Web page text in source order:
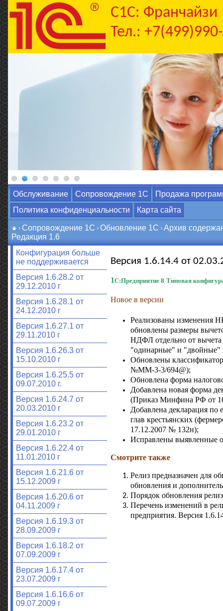
C1С: Франчайзи
Тел.:
Обслуживание Сопровождение 1С
Продажа
Политика конфиденциальности
Карта сайта
Сопровождение 1С Обновление 1С
Архив
Редакция 1.6
Конфигурация больше
не поддерживается
Версия 1.6.28.2 от
29.12.2010 г
Версия 1.6.28.1 от
24.12.2010 г
Версия 1.6.27.1 от
29.11.2010 г
Версия 1.6.26.3 от
15.10.2010 г
Версия 1.6.25.5 от
09.07.2010 г.
Версия 1.6.24.7 от
20.03.2010 г
Версия 1.6.23.2 от
29.01.2010 г
Версия 1.6.22.4 от
11.01.2010 г
Версия 1.6.21.6 от
15.12.2009 г
Версия 1.6.20.6 от
04.11.2009 г
Версия 1.6.19.3 от
28.09.2009 г
Версия 1.6.18.2 от
07.09.2009 г
Версия 1.6.17.4 от
23.07.2009 г
Версия 1.6.16.6 от
09.07.2009 г
Версия 1.6.14.4 от
1С:Предприятие 8 Типовая
Новое в версии
Реализованы изменения
обновлены размеры
НДФЛ отдельно от вычета
"одинарные" и "двойные"
Обновлены
№ММ-3-3/694@);
Обновлена форма
Добавлена новая форма
(Приказ Минфина РФ от
Добавлена декларация по
глав крестьянских
17.12.2007 № 132н);
Исправлены выявленные
Смотрите также
Релиз предназначен для
обновления и
Порядок обновления
Перечень изменений в
предприятия. Версия